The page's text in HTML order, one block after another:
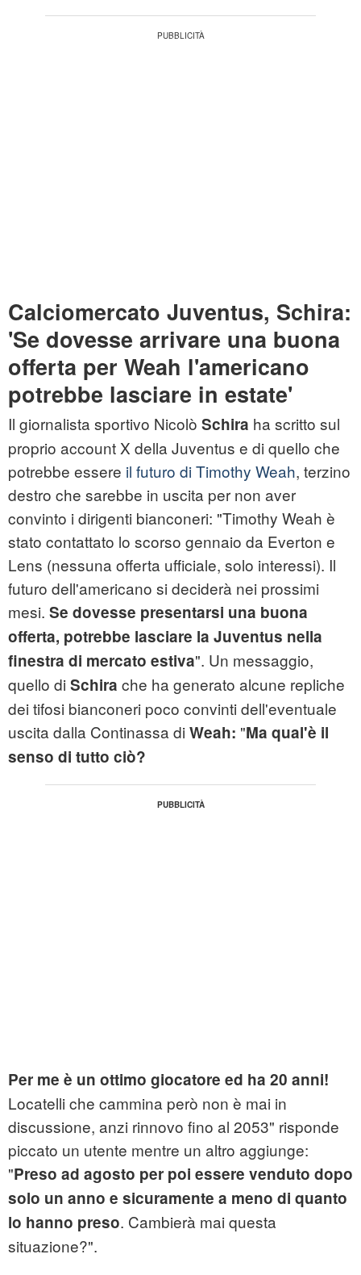
Calciomercato Juventus, Schira:
'Se dovesse arrivare una buona
offerta per Weah l'americano
potrebbe lasciare in estate'
Il giornalista sportivo Nicolò Schira ha scritto sul
proprio account X della Juventus e di quello che
potrebbe essere il futuro di Timothy Weah, terzino
destro che sarebbe in uscita per non aver
convinto i dirigenti bianconeri: "Timothy Weah è
stato contattato lo scorso gennaio da Everton e
Lens (nessuna offerta ufficiale, solo interessi). Il
futuro dell'americano si deciderà nei prossimi
mesi. Se dovesse presentarsi una buona
offerta, potrebbe lasciare la Juventus nella
finestra di mercato estiva". Un messaggio,
quello di Schira che ha generato alcune repliche
dei tifosi bianconeri poco convinti dell'eventuale
uscita dalla Continassa di Weah: "Ma qual'è il
senso di tutto ciò?
Per me è un ottimo giocatore ed ha 20 anni!
Locatelli che cammina però non è mai in
discussione, anzi rinnovo fino al 2053" risponde
piccato un utente mentre un altro aggiunge:
"Preso ad agosto per poi essere venduto dopo
solo un anno e sicuramente a meno di quanto
lo hanno preso. Cambierà mai questa
situazione?".